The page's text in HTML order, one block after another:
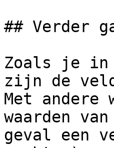
## Verder
Zoals je in
zijn de
Met andere
waarden
geval een